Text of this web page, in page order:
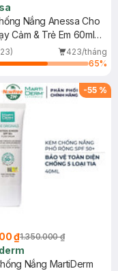
Nắng Anessa Cho
Cảm & Trẻ Em 60ml
423/tháng
65%
-55 %
₫1.350.000 ₫
Nắng MartiDerm